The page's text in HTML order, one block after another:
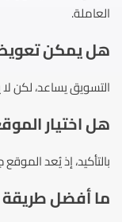
العاملة.
هل يمكن
التسويق يساعد،
هل اختيار
بالتأكيد، إذ يُعد
ما أفضل طريقة